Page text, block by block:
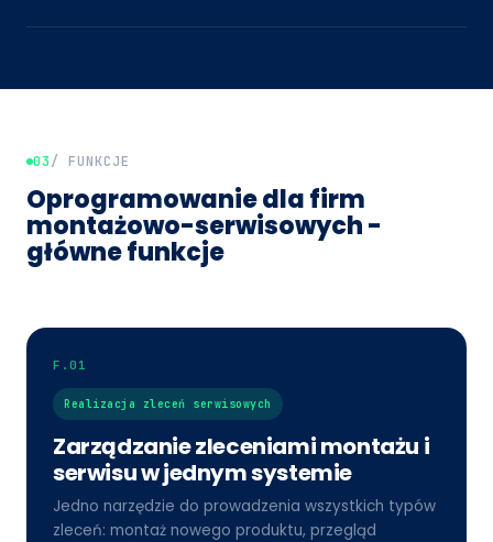
03/ FUNKCJE
Oprogramowanie dla firm
montażowo-serwisowych -
główne funkcje
F.01
Realizacja zleceń serwisowych
Zarządzanie zleceniami montażu i
serwisu w jednym systemie
Jedno narzędzie do prowadzenia wszystkich typów
zleceń: montaż nowego produktu, przegląd